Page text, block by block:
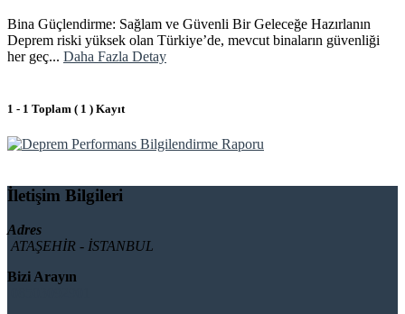
Bina Güçlendirme: Sağlam ve Güvenli Bir Geleceğe Hazırlanın
Deprem riski yüksek olan Türkiye’de, mevcut binaların güvenliği
her geç... Daha Fazla Detay
1 - 1 Toplam ( 1 ) Kayıt
İletişim Bilgileri
Adres
ATAŞEHİR - İSTANBUL
Bizi Arayın